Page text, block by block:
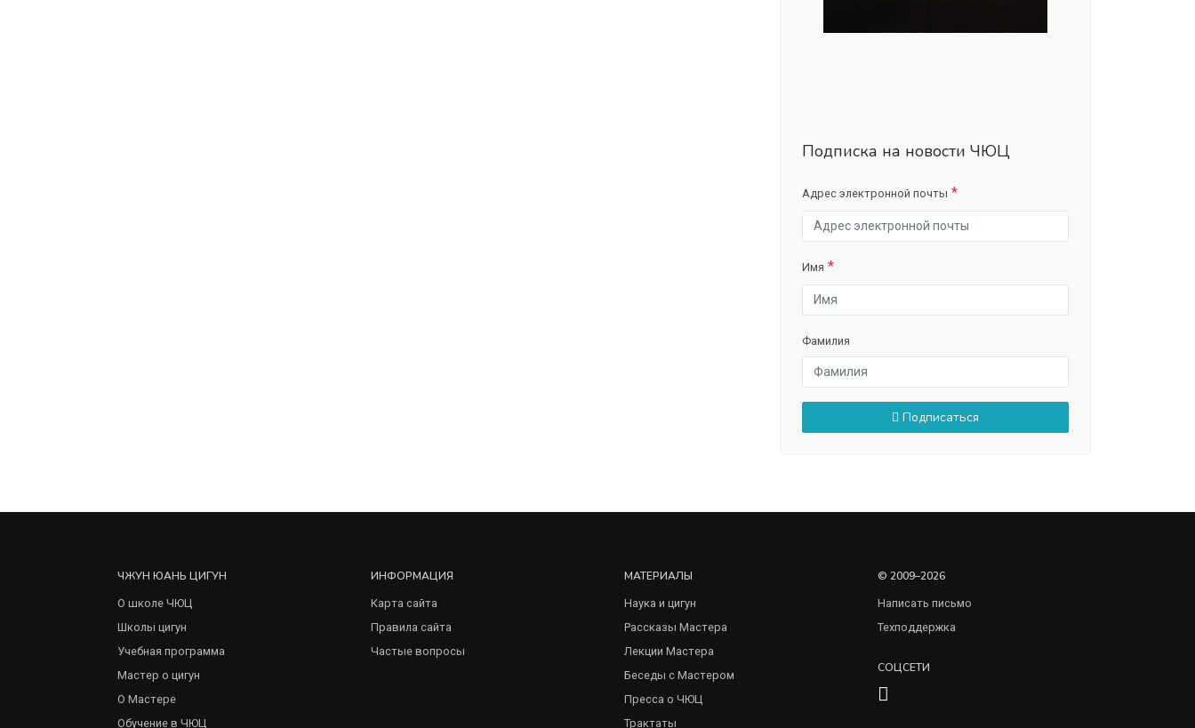
Подписка на новости ЧЮЦ
Адрес электронной почты
Имя
Фамилия
Подписаться
ЧЖУН ЮАНЬ ЦИГУН
О школе ЧЮЦ
Школы цигун
Учебная программа
Мастер о цигун
О Мастере
Обучение в ЧЮЦ
ИНФОРМАЦИЯ
Карта сайта
Правила сайта
Частые вопросы
МАТЕРИАЛЫ
Наука и цигун
Рассказы Мастера
Лекции Мастера
Беседы с Мастером
Пресса о ЧЮЦ
Трактаты
© 2009–2026
Написать письмо
Техподдержка
СОЦСЕТИ